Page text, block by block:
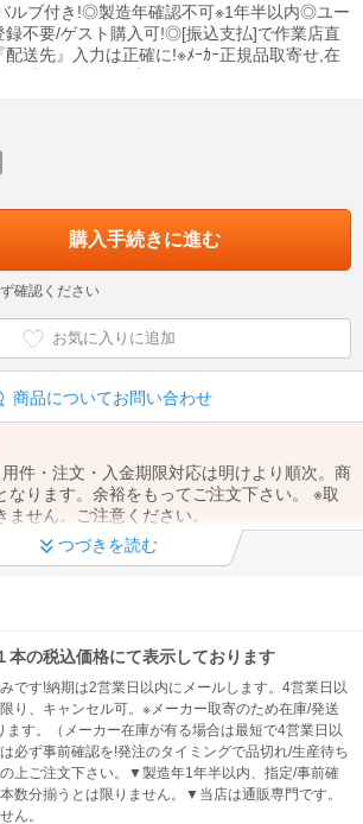
ルブ付き!◎製造年確認不可※1年半以内◎ユー
録不要/ゲスト購入可!◎[振込支払]で作業店直
配送先』入力は正確に!※ﾒｰｶｰ正規品取寄せ,在
購入手続きに進む
確認ください
お気に入りに追加
商品についてお問い合わせ
件・注文・入金期限対応は明けより順次。商
なります。余裕をもってご注文下さい。 ※取
ません。ご注意ください。
ル」でお願い致します。③お支払い方法・
を 必ず受信許可してください！ ※発送のご連
ルが確認出来なくなる為
造年、国の指定・事前確認不可、過度に拘る
つづきを読む
本の税込価格にて表示しております
です!納期は2営業日以内にメールします。4営業日以
り、キャンセル可。※メーカー取寄のため在庫/発送
ます。（メーカー在庫が有る場合は最短で4営業日以
必ず事前確認を!発注のタイミングで品切れ/生産待ち
上ご注文下さい。▼製造年1年半以内、指定/事前確
数分揃うとは限りません。▼当店は通販専門です。
ん。